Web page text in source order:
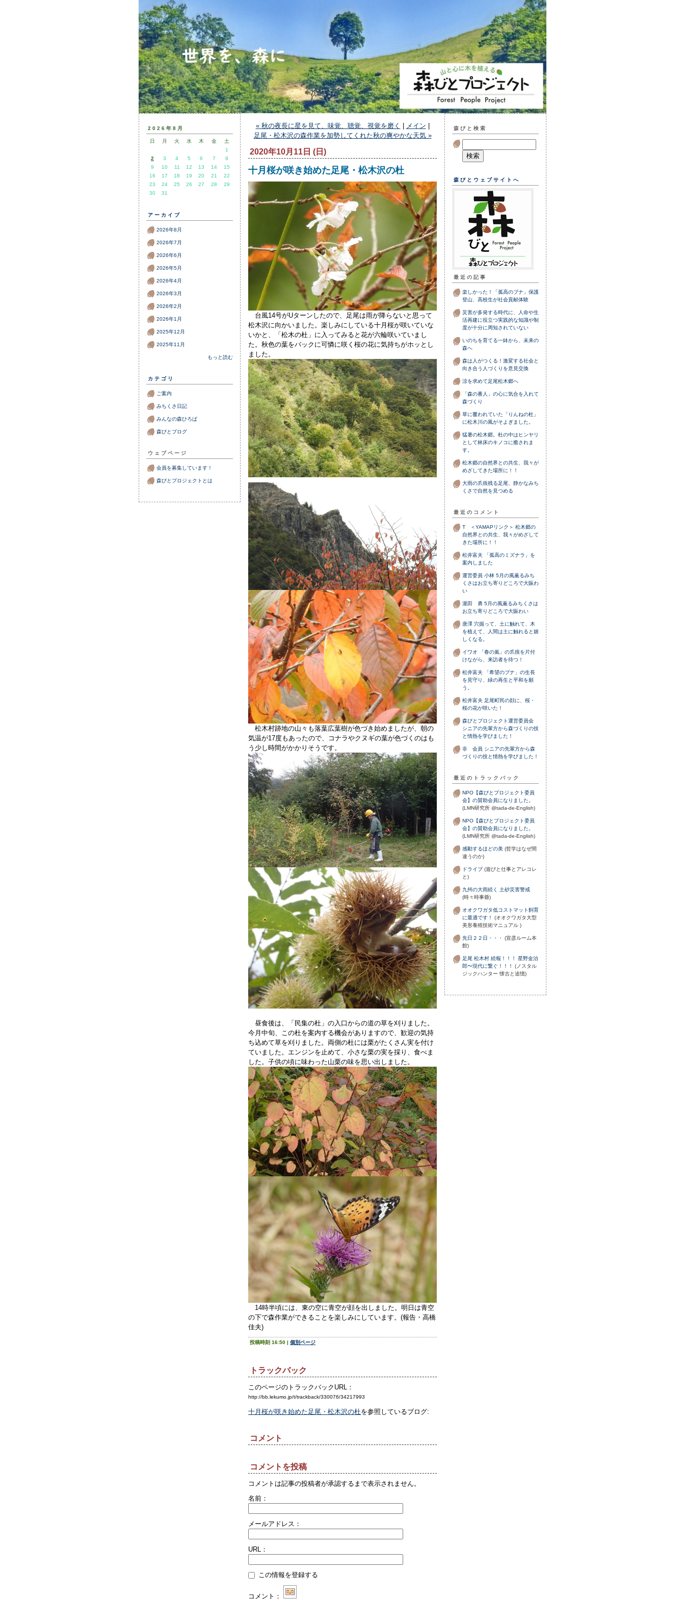
2026年8月
日 月 火 水 木 金
土
1
2
3 4 5 6 7
8
9
10 11 12 13 14
15
16
17 18 19 20 21
22
23
24 25 26 27 28
29
30
31
アーカイブ
2026年8月
2026年7月
2026年6月
2026年5月
2026年4月
2026年3月
2026年2月
2026年1月
2025年12月
2025年11月
もっと読む
カテゴリ
ご案内
みちくさ日記
みんなの森ひろば
森びとブログ
ウェブページ
会員を募集しています！
森びとプロジェクトとは
« 秋の夜長に星を見て、味覚、聴覚、視覚を磨く メイン
足尾・松木沢の森作業を加勢してくれた秋の爽やかな天気 »
2020年10月11日 (日)
十月桜が咲き始めた足尾・松木沢の杜
台風14号がUターンしたので、足尾は雨が降らないと思って
松木沢に向かいました。楽しみにしている十月桜が咲いていな
いかと、「松木の杜」に入ってみると花が六輪咲いていまし
た。秋色の葉をバックに可憐に咲く桜の花に気持ちがホッとし
ました。
松木村跡地の山々も落葉広葉樹が色づき始めましたが、朝の
気温が17度もあったので、コナラやクヌギの葉が色づくのはも
う少し時間がかかりそうです。
昼食後は、「民集の杜」の入口からの道の草を刈りました。
今月中旬、この杜を案内する機会がありますので、歓迎の気持
ち込めて草を刈りました。両側の杜には栗がたくさん実を付け
ていました。エンジンを止めて、小さな栗の実を採り、食べま
した。子供の頃に味わった山栗の味を思い出しました。
14時半頃には、東の空に青空が顔を出しました。明日は青空
の下で森作業ができることを楽しみにしています。(報告・高橋
佳夫)
投稿時刻 16:50 | 個別ページ
トラックバック
このページのトラックバックURL：
http://bb.lekumo.jp/t/trackback/330076/34217993
十月桜が咲き始めた足尾・松木沢の杜を参照しているブログ:
コメント
コメントを投稿
コメントは記事の投稿者が承認するまで表示されません。
名前：
メールアドレス：
URL：
この情報を登録する
コメント：
森びと検索
森びとウェブサイトへ
最近の記事
楽しかった！「孤高のブナ」保護
登山、高校生が社会貢献体験
災害が多発する時代に、人命や生
活再建に役立つ実践的な知識や制
度が十分に周知されていない
いのちを育てる一鉢から、未来の
森へ
森は人がつくる！激変する社会と
向き合う人づくりを意見交換
涼を求めて足尾松木郷へ
「森の番人」の心に気合を入れて
森づくり
草に覆われていた「りんねの杜」
に松木川の風がそよぎました。
猛暑の松木郷。杜の中はヒンヤリ
として林床のキノコに癒されま
す。
松木郷の自然界との共生、我々が
めざしてきた場所に！！
大雨の爪痕残る足尾、静かなみち
くさで自然を見つめる
最近のコメント
T ＜YAMAPリンク＞ 松木郷の
自然界との共生、我々がめざして
きた場所に！！
松井富夫
「孤高のミズナラ」を
案内しました
運営委員 小林 5月の風薫るみち
くさはお立ち寄りどころで大賑わ
い
瀧田 勇 5月の風薫るみちくさは
お立ち寄りどころで大賑わい
唐澤 穴掘って、土に触れて、木
を植えて、人間は土に触れると嬉
しくなる。
イワオ
「春の嵐」の爪痕を片付
けながら、来訪者を待つ！
松井富夫
「希望のブナ」の生長
を見守り、緑の再生と平和を願
う。
松井富夫 足尾町民の顔に、桜・
桜の花が咲いた！
森びとプロジェクト運営委員会
シニアの先輩方から森づくりの技
と情熱を学びました！
非 会員 シニアの先輩方から森
づくりの技と情熱を学びました！
最近のトラックバック
NPO【森びとプロジェクト委員
会】の賛助会員になりました。
(LMN研究所 @tada-de-English)
NPO【森びとプロジェクト委員
会】の賛助会員になりました。
(LMN研究所 @tada-de-English)
感動するほどの美 (哲学はなぜ間
違うのか)
ドライブ (遊びと仕事とアレコレ
と)
九州の大雨続く 土砂災害警戒
(時々時事爺)
オオクワガタ低コストマット飼育
に最適です！
(オオクワガタ大型
美形養殖技術マニュアル )
先日２２日・・・
(宣彦ルーム本
館)
足尾 松木村 続報！！！ 星野金治
郎〜現代に繋ぐ！！！
(ノスタル
ジックハンター 懐古と追憶)